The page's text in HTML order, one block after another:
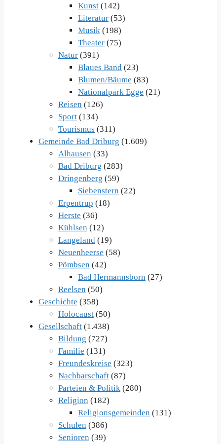
Kunst (142)
Literatur (53)
Musik (198)
Theater (75)
Natur (391)
Blaues Band (23)
Blumen/Bäume (83)
Nationalpark Egge (21)
Reisen (126)
Sport (134)
Tourismus (311)
Gemeinde Bad Driburg (1.609)
Alhausen (33)
Bad Driburg (283)
Dringenberg (59)
Siebenstern (22)
Erpentrup (18)
Herste (36)
Kühlsen (12)
Langeland (19)
Neuenheerse (58)
Pömbsen (42)
Bad Hermannsborn (27)
Reelsen (50)
Geschichte (358)
Holocaust (50)
Gesellschaft (1.438)
Bildung (727)
Familie (131)
Freundeskreise (323)
Nachbarschaft (87)
Parteien & Politik (280)
Religion (182)
Religionsgemeinden (131)
Schulen (386)
Senioren (39)